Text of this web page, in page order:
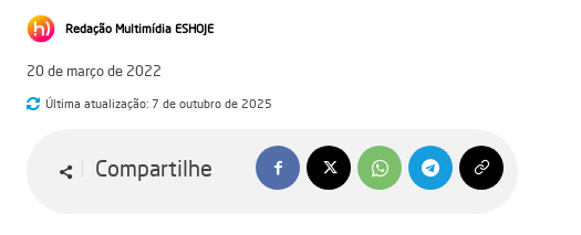
Redação Multimídia ESHOJE
20 de março de 2022
Última atualização: 7 de outubro de 2025
Compartilhe